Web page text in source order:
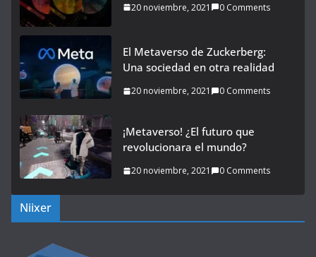
20 noviembre, 2021 0 Comments
El Metaverso de Zuckerberg:
Una sociedad en otra realidad
20 noviembre, 2021 0 Comments
¡Metaverso! ¿El futuro que
revolucionara el mundo?
20 noviembre, 2021 0 Comments
Niixer